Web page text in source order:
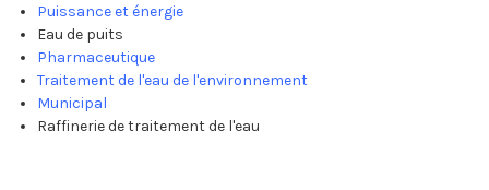
Puissance et énergie
Eau de puits
Pharmaceutique
Traitement de l'eau de l'environnement
Municipal
Raffinerie de traitement de l'eau